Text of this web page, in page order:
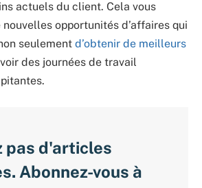
actuels du client. Cela vous
opportunités d’affaires qui
seulement d’obtenir de meilleurs
des journées de travail
pas d'articles
Abonnez-vous à